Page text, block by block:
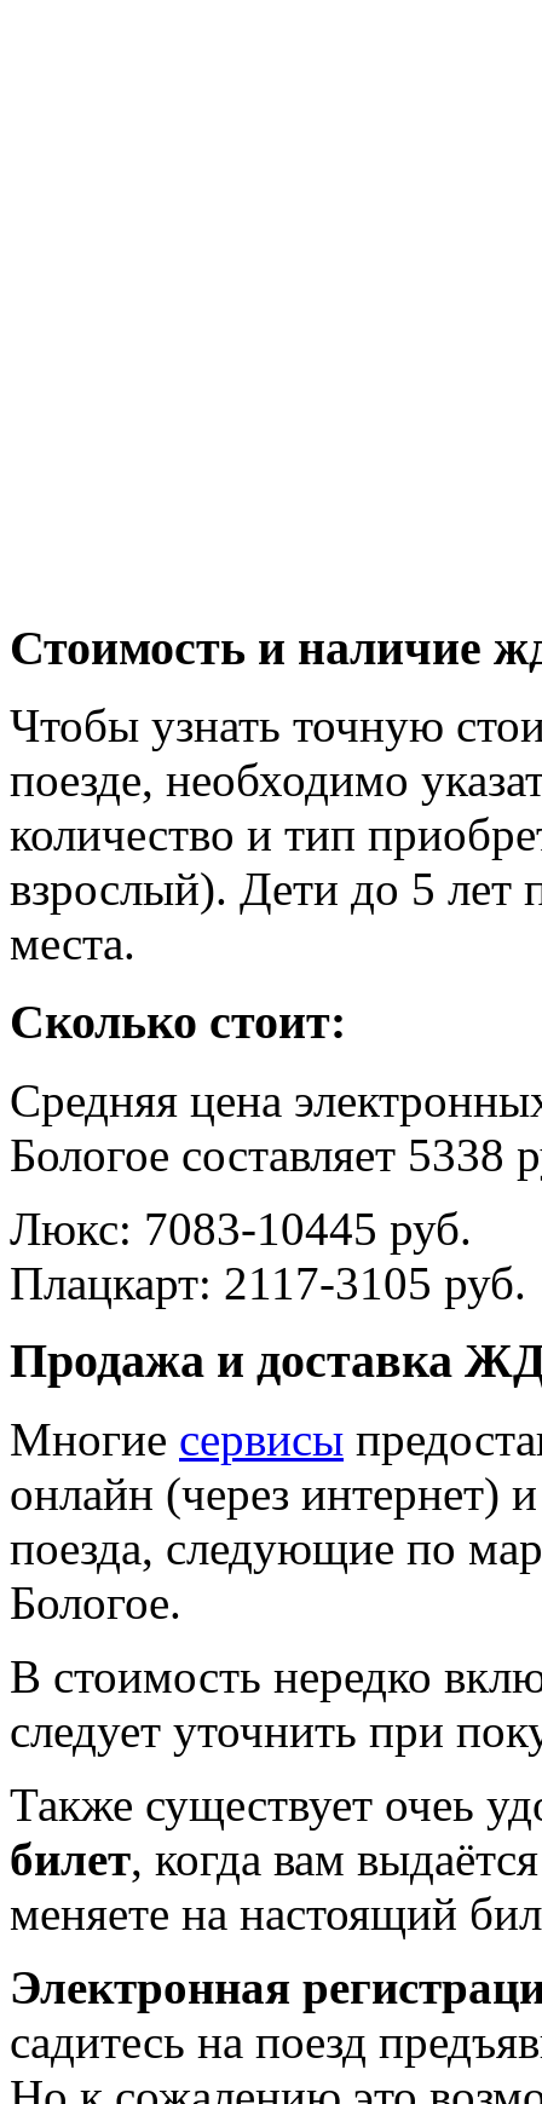
Стоимость и наличие
Чтобы узнать точную
поезде, необходимо
количество и тип
взрослый). Дети до 5 лет
места.
Сколько стоит:
Средняя цена
Бологое составляет 5338
Люкс: 7083-10445 руб.
Плацкарт: 2117-3105 руб.
Продажа и доставка
Многие сервисы
онлайн (через интернет)
поезда, следующие по
Бологое.
В стоимость нередко
следует уточнить при
Также существует очеь
билет, когда вам
меняете на настоящий
Электронная
садитесь на поезд